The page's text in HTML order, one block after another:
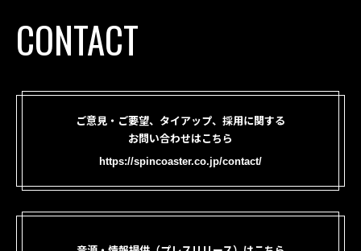
CONTACT
ご意見・ご要望、タイアップ、採用に関する
お問い合わせはこちら
https://spincoaster.co.jp/contact/